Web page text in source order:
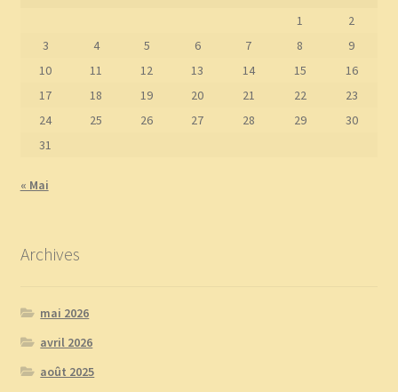
1
2
3
4 5 6 7 8
9
10
11 12 13 14 15
16
17
18 19 20 21 22
23
24
25 26 27 28 29
30
31
« Mai
Archives
mai 2026
avril 2026
août 2025